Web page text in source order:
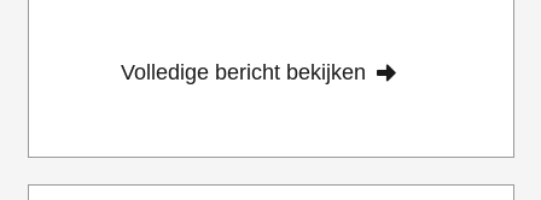
Volledige bericht bekijken